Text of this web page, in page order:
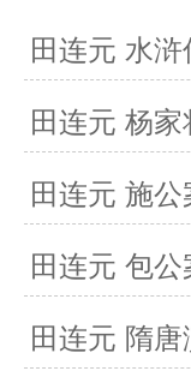
田连元 水浒
田连元 杨家
田连元 施公
田连元 包公
田连元 隋